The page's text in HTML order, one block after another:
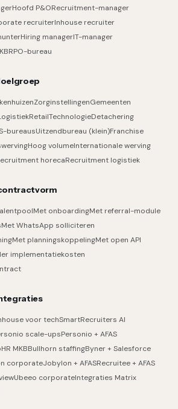
Hoofd P&ORecruitment-manager
recruiterInhouse recruiter
Hiring managerIT-manager
RPO-bureau
ZorginstellingenGemeenten
RetailTechnologieDetachering
bureausUitzendbureau (klein)Franchise
Hoog volumeInternationale werving
horecaRecruitment logistiek
Met onboardingMet referral-module
Met WhatsApp solliciteren
Met planningskoppelingMet open API
implementatiekosten
voor techSmartRecruiters AI
scale-upsPersonio + AFAS
MKBBullhorn staffingByner + Salesforce
corporateJobylon + AFASRecruitee + AFAS
Ubeeo corporateIntegraties Matrix